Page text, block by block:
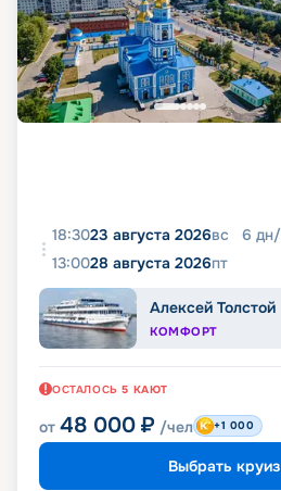
18:3023 августа 2026вс 6 дн/
13:0028 августа 2026пт
Алексей Толстой
КОМФОРТ
ОСТАЛОСЬ 5 КАЮТ
от 48 000 ₽ /чел +1 000
Выбрать круиз